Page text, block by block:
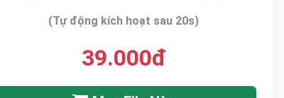
(Tự động kích hoạt sau 20s)
39.000đ